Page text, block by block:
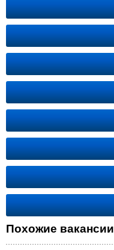
Похожие вакансии